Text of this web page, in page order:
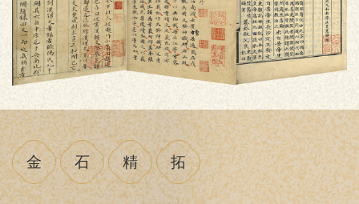
金 石 精 拓